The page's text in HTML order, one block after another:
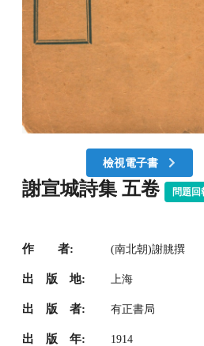
檢視電子書
謝宣城詩集 五卷 問題回
作 者: (南北朝)謝朓撰
出 版 地: 上海
出 版 者: 有正書局
出 版 年: 1914